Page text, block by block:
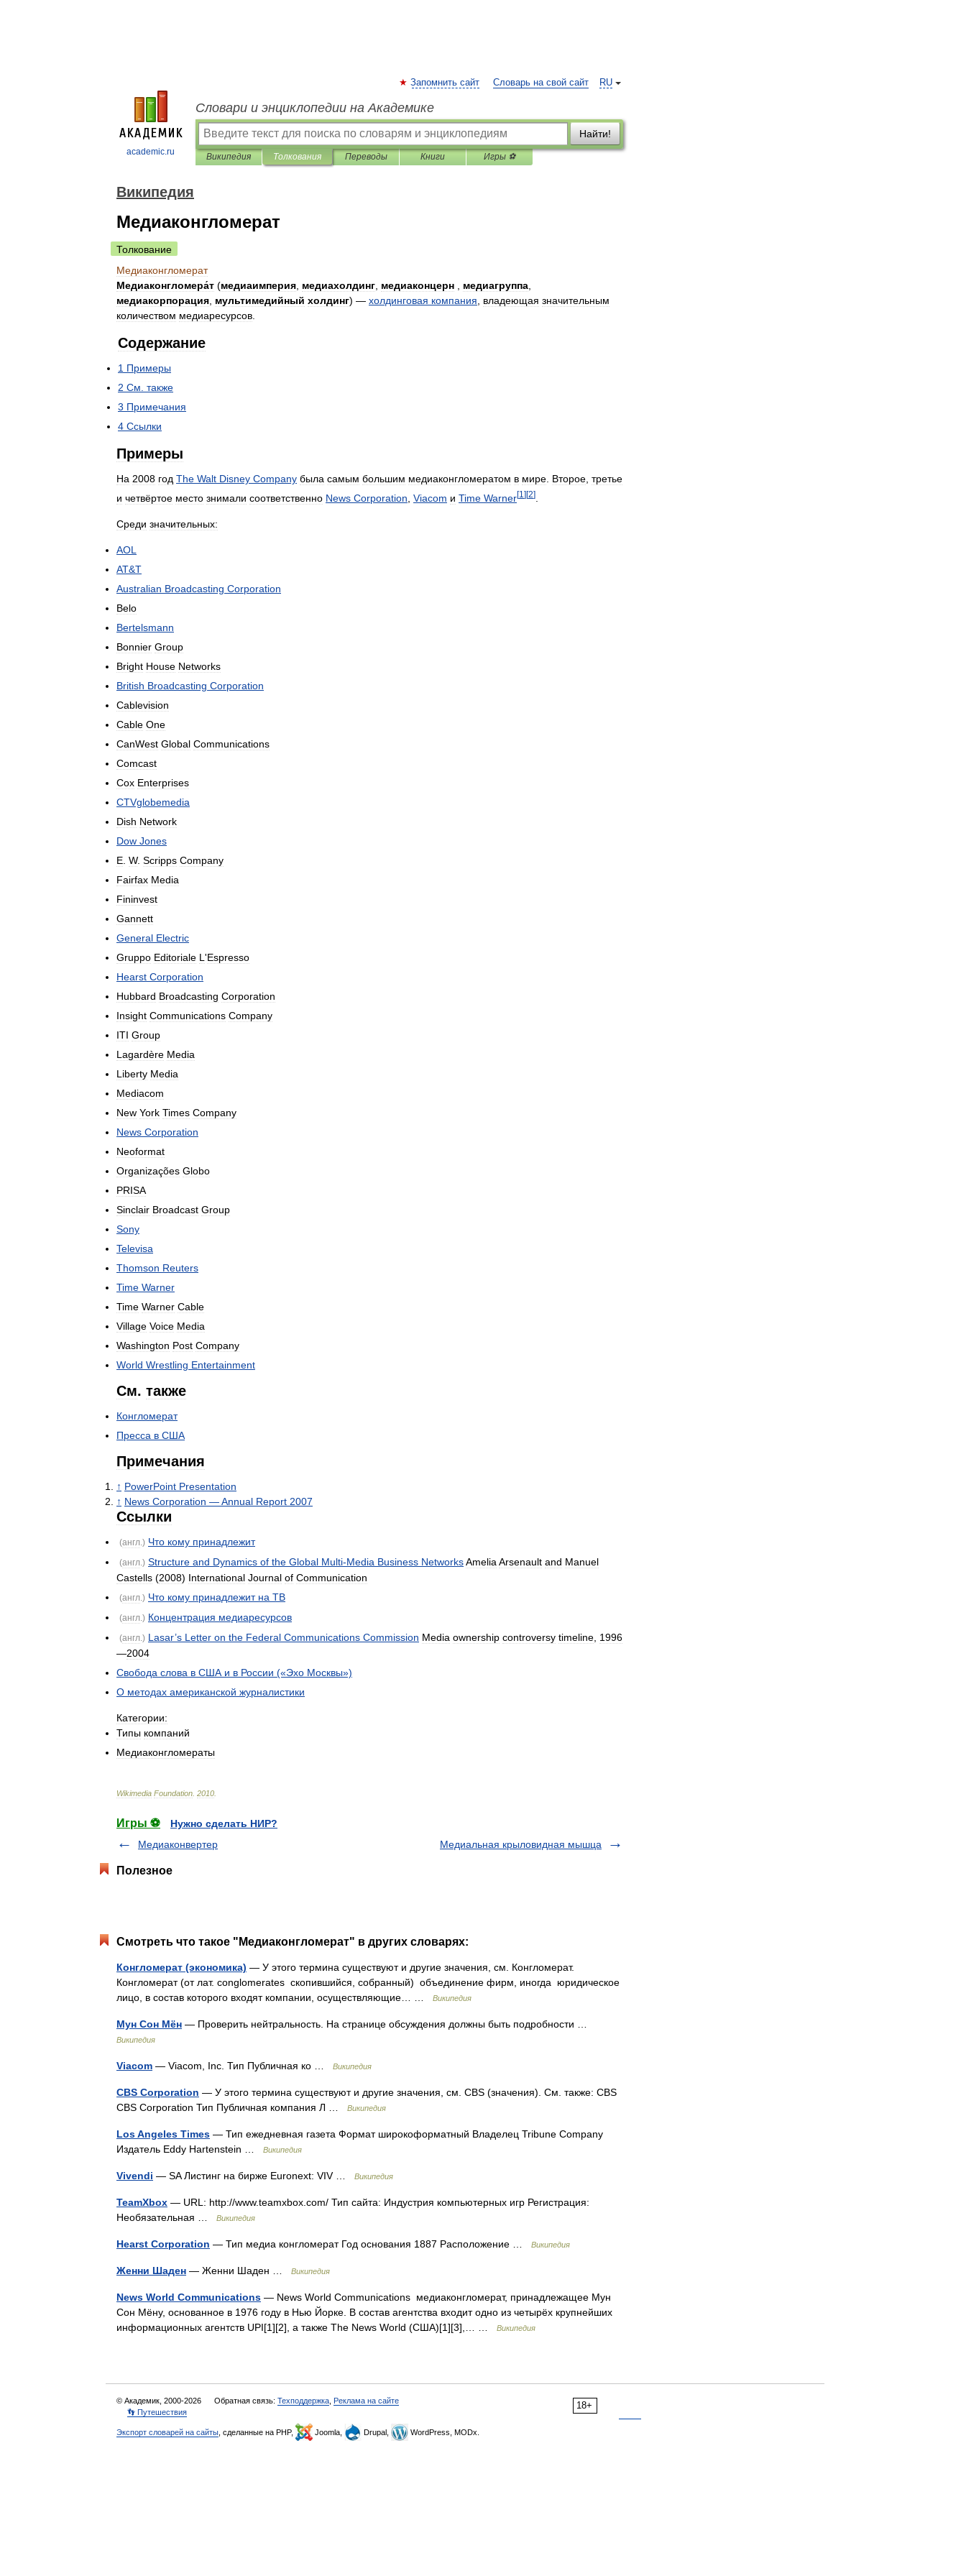
academic.ru
RU
Запомнить сайт Словарь на свой сайт
Словари и энциклопедии на Академике
Найти!
Википедия Толкования Переводы Книги Игры ⚽
Википедия
Медиаконгломерат
Толкование
Медиаконгломерат
Медиаконгломера́т (медиаимперия медиахолдинг медиаконцерн медиагруппа
медиакорпорация мультимедийный холдинг) — холдинговая компания владеющая значительным
количеством медиаресурсов
Содержание
1 Примеры
2 См также
3 Примечания
4 Ссылки
Примеры
На 2008 год The Walt Disney Company была самым большим медиаконгломератом в мире Второе третье
и четвёртое место знимали соответственно News Corporation Viacom и Time Warner[1 ][2]
Среди значительных:
AOL
AT&T
Australian Broadcasting Corporation
Belo
Bertelsmann
Bonnier Group
Bright House Networks
British Broadcasting Corporation
Cablevision
Cable One
CanWest Global Communications
Comcast
Cox Enterprises
CTVglobemedia
Dish Network
Dow Jones
E W. Scripps Company
Fairfax Media
Fininvest
Gannett
General Electric
Gruppo Editoriale L 'Espresso
Hearst Corporation
Hubbard Broadcasting Corporation
Insight Communications Company
ITI Group
Lagardère Media
Liberty Media
Mediacom
New York Times Company
News Corporation
Neoformat
Organizações Globo
PRISA
Sinclair Broadcast Group
Sony
Televisa
Thomson Reuters
Time Warner
Time Warner Cable
Village Voice Media
Washington Post Company
World Wrestling Entertainment
См. также
Конгломерат
Пресса в США
Примечания
↑ PowerPoint Presentation
↑ News Corporation —Annual Report 2007
Ссылки
(англ .) Что кому принадлежит
(англ .) Structure and Dynamics of the Global Multi-Media Business NetworksAmelia Arsenault and Manuel
Castells (2008) International Journal of Communication
(англ .) Что кому принадлежит на ТВ
(англ .) Концентрация медиаресурсов
(англ .) Lasar’s Letter on the Federal Communications Commission Media ownership controversy timeline 1996
—2004
Свобода слова в США и в России («Эхо Москвы»)
О методах американской журналистики
Категории:
Типы компаний
Медиаконгломераты
Wikimedia Foundation 2010
Игры ⚽
Нужно сделать НИР?
Медиаконвертер
Медиальная крыловидная мышца
Полезное
Смотреть что такое "Медиаконгломерат" в других словарях:
Конгломерат (экономика) — У этого термина существуют и другие значения, см. Конгломерат.
Конгломерат (от лат. conglomerates скопившийся, собранный) объединение фирм, иногда юридическое
лицо, в состав которого входят компании, осуществляющие… …
Википедия
Мун Сон Мён — Проверить нейтральность. На странице обсуждения должны быть подробности …
Википедия
Viacom — Viacom, Inc. Тип Публичная ко … Википедия
CBS Corporation — У этого термина существуют и другие значения, см. CBS (значения). См. также: CBS
CBS Corporation Тип Публичная компания Л …
Википедия
Los Angeles Times — Тип ежедневная газета Формат широкоформатный Владелец Tribune Company
Издатель Eddy Hartenstein …
Википедия
Vivendi — SA Листинг на бирже Euronext: VIV … Википедия
TeamXbox — URL: http://www.teamxbox.com/ Тип сайта: Индустрия компьютерных игр Регистрация:
Необязательная …
Википедия
Hearst Corporation — Тип медиа конгломерат Год основания 1887 Расположение … Википедия
Женни Шаден — Женни Шаден … Википедия
News World Communications — News World Communications медиаконгломерат, принадлежащее Мун
Сон Мёну, основанное в 1976 году в Нью Йорке. В состав агентства входит одно из четырёх крупнейших
информационных агентств UPI[1][2], а также The News World (США)[1][3],… …
Википедия
18+
© Академик, 2000-2026 Обратная связь: Техподдержка Реклама на сайте
👣 Путешествия
Экспорт словарей на сайты , сделанные на PHP, Joomla, Drupal, WordPress, MODx.